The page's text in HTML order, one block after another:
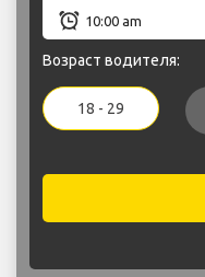
Возраст водителя:
18 - 29